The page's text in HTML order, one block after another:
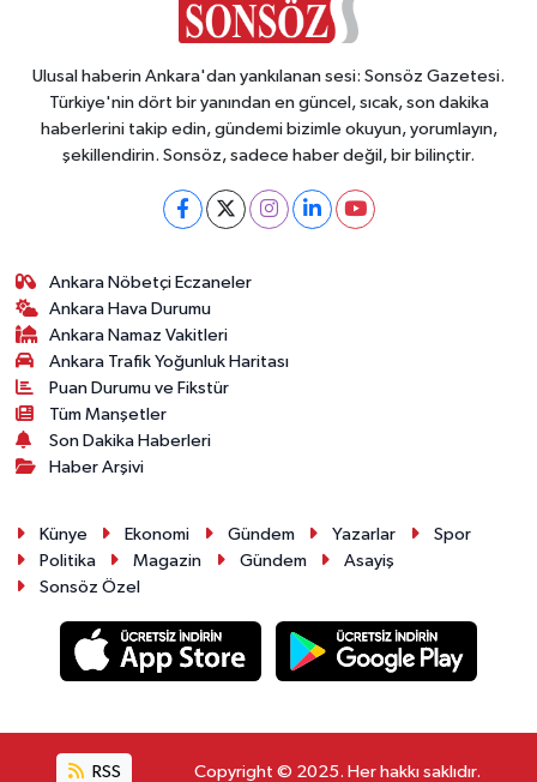
Ulusal haberin Ankara'dan yankılanan sesi: Sonsöz Gazetesi.
Türkiye'nin dört bir yanından en güncel, sıcak, son dakika
haberlerini takip edin, gündemi bizimle okuyun, yorumlayın,
şekillendirin. Sonsöz, sadece haber değil, bir bilinçtir.
Ankara Nöbetçi Eczaneler
Ankara Hava Durumu
Ankara Namaz Vakitleri
Ankara Trafik Yoğunluk Haritası
Puan Durumu ve Fikstür
Tüm Manşetler
Son Dakika Haberleri
Haber Arşivi
Künye Ekonomi Gündem Yazarlar
Spor
Politika
Magazin Gündem
Asayiş
Sonsöz Özel
RSS Copyright © 2025. Her hakkı saklıdır.